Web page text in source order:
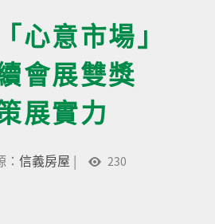
心意市場」
會展雙獎
展實力
信義房屋 | 230